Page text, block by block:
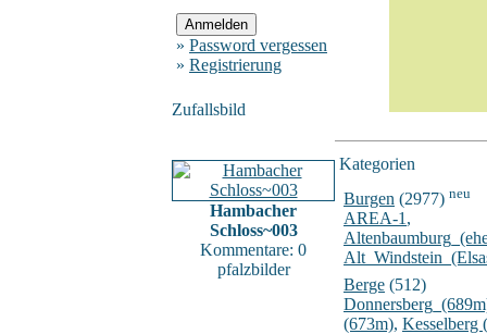
» Password vergessen
» Registrierung
Zufallsbild
Hambacher
Schloss~003
Kommentare: 0
pfalzbilder
Kategorien
Burgen (2977) neu
AREA-1 ,
Berge (512)
(673m), Kesselberg